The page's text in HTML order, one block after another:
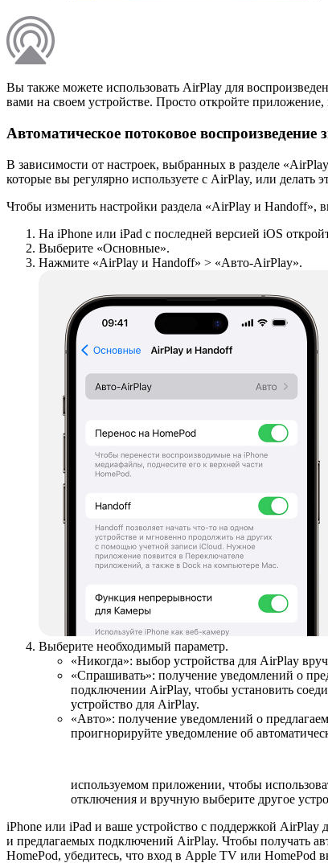
Вы также можете использовать AirPlay для
вами на своем устройстве. Просто откройте
Автоматическое потоковое воспроизведение
В зависимости от настроек, выбранных в разделе
которые вы регулярно используете с AirPlay, или делать
Чтобы изменить настройки раздела «AirPlay и Handoff»,
На iPhone или iPad с последней версией iOS
Выберите «Основные».
Нажмите «AirPlay и Handoff» > «Авто‑AirPlay».
Выберите необходимый параметр.
«Никогда»: выбор устройства для AirPlay
«Спрашивать»: получение уведомлений о
подключении AirPlay, чтобы установить
устройство для AirPlay.
«Авто»: получение уведомлений о
проигнорируйте уведомление об
используемом приложении, чтобы
отключения и вручную выберите другое
iPhone или iPad и ваше устройство с поддержкой
и предлагаемых подключений AirPlay. Чтобы получать
HomePod, убедитесь, что вход в Apple TV или HomePod